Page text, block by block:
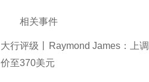
相关事件
大行评级丨Raymond James：上
价至370美元